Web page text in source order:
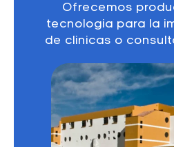
Ofrecemos
tecnologia para la
de clinicas o